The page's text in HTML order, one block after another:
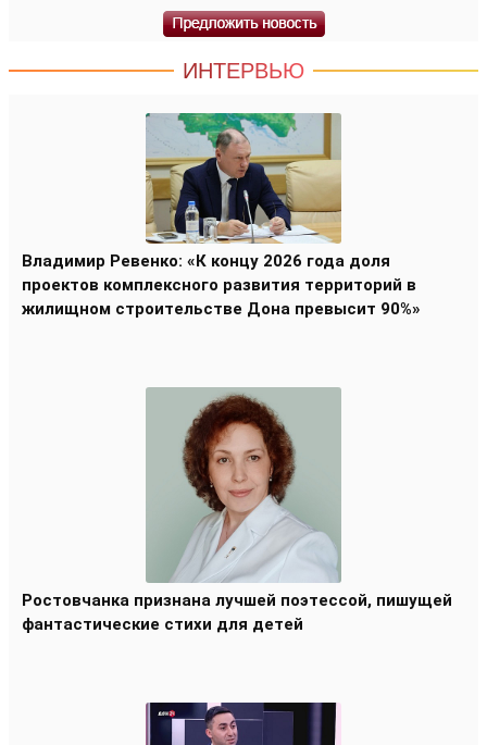
ИНТЕРВЬЮ
Владимир Ревенко: «К концу 2026 года доля
проектов комплексного развития территорий в
жилищном строительстве Дона превысит 90%»
Ростовчанка признана лучшей поэтессой, пишущей
фантастические стихи для детей